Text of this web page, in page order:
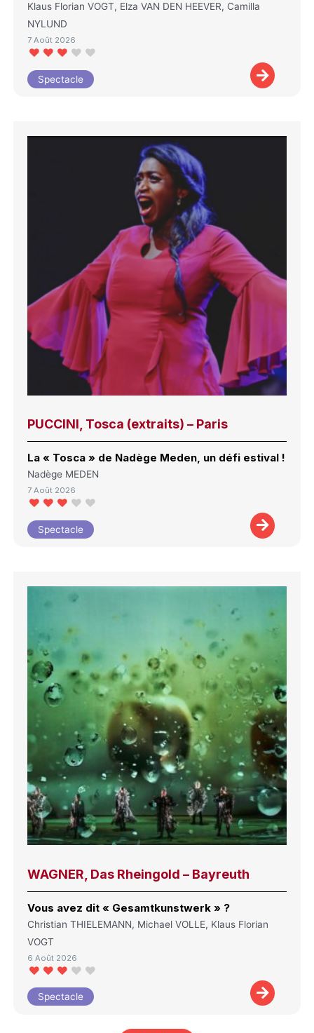
Klaus Florian VOGT, Elza VAN DEN HEEVER, Camilla
NYLUND
7 Août 2026
Spectacle
PUCCINI, Tosca (extraits) – Paris
La « Tosca » de Nadège Meden, un défi estival !
Nadège MEDEN
7 Août 2026
Spectacle
WAGNER, Das Rheingold – Bayreuth
Vous avez dit « Gesamtkunstwerk » ?
Christian THIELEMANN, Michael VOLLE, Klaus Florian
VOGT
6 Août 2026
Spectacle